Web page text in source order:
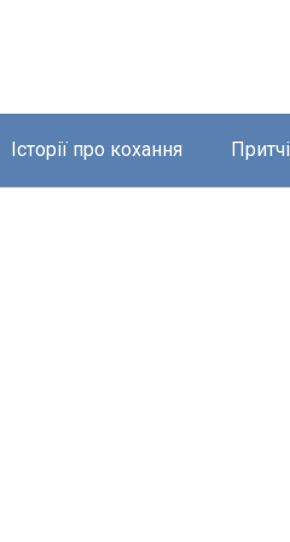
Історії про кохання Притчі